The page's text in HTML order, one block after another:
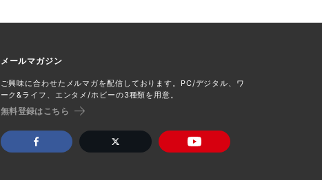
メールマガジン
ご興味に合わせたメルマガを配信しております。PC/デジタル、ワ
ーク&ライフ、エンタメ/ホビーの3種類を用意。
無料登録はこちら